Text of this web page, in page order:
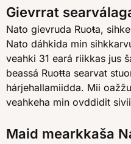
Gievrrat
Nato gievruda Ruoŧa,
Nato dáhkida min
veahki 31 eará riikkas jus
beassá Ruoŧŧa searvat
hárjehallamiidda. Mii
veahkeha min ovddidit
Maid mearkkaša